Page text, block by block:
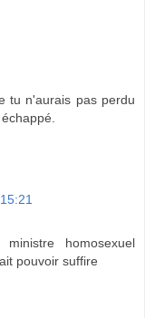
tu n'aurais pas perdu
homosexuel
pouvoir suffire